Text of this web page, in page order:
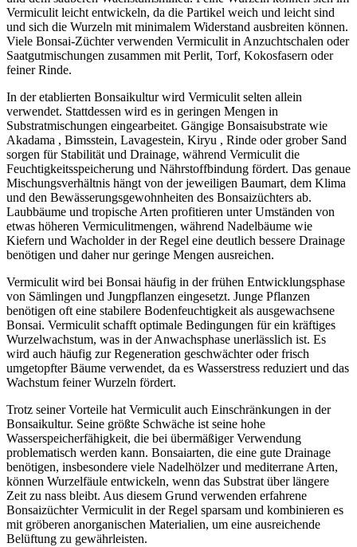
Vermiculit leicht entwickeln, da die Partikel weich und leicht sind
und sich die Wurzeln mit minimalem Widerstand ausbreiten können.
Viele Bonsai-Züchter verwenden Vermiculit in Anzuchtschalen oder
Saatgutmischungen zusammen mit Perlit, Torf, Kokosfasern oder
feiner Rinde.
In der etablierten Bonsaikultur wird Vermiculit selten allein
verwendet. Stattdessen wird es in geringen Mengen in
Substratmischungen eingearbeitet. Gängige Bonsaisubstrate wie
Akadama , Bimsstein, Lavagestein, Kiryu , Rinde oder grober Sand
sorgen für Stabilität und Drainage, während Vermiculit die
Feuchtigkeitsspeicherung und Nährstoffbindung fördert. Das genaue
Mischungsverhältnis hängt von der jeweiligen Baumart, dem Klima
und den Bewässerungsgewohnheiten des Bonsaizüchters ab.
Laubbäume und tropische Arten profitieren unter Umständen von
etwas höheren Vermiculitmengen, während Nadelbäume wie
Kiefern und Wacholder in der Regel eine deutlich bessere Drainage
benötigen und daher nur geringe Mengen ausreichen.
Vermiculit wird bei Bonsai häufig in der frühen Entwicklungsphase
von Sämlingen und Jungpflanzen eingesetzt. Junge Pflanzen
benötigen oft eine stabilere Bodenfeuchtigkeit als ausgewachsene
Bonsai. Vermiculit schafft optimale Bedingungen für ein kräftiges
Wurzelwachstum, was in der Anwachsphase unerlässlich ist. Es
wird auch häufig zur Regeneration geschwächter oder frisch
umgetopfter Bäume verwendet, da es Wasserstress reduziert und das
Wachstum feiner Wurzeln fördert.
Trotz seiner Vorteile hat Vermiculit auch Einschränkungen in der
Bonsaikultur. Seine größte Schwäche ist seine hohe
Wasserspeicherfähigkeit, die bei übermäßiger Verwendung
problematisch werden kann. Bonsaiarten, die eine gute Drainage
benötigen, insbesondere viele Nadelhölzer und mediterrane Arten,
können Wurzelfäule entwickeln, wenn das Substrat über längere
Zeit zu nass bleibt. Aus diesem Grund verwenden erfahrene
Bonsaizüchter Vermiculit in der Regel sparsam und kombinieren es
mit gröberen anorganischen Materialien, um eine ausreichende
Belüftung zu gewährleisten.